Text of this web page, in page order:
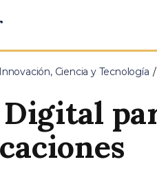
Innovación, Ciencia y Tecnología